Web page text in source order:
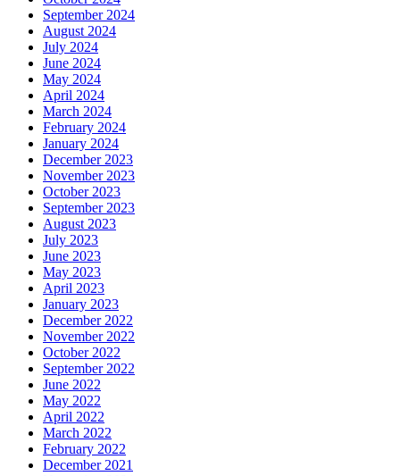
September 2024
August 2024
July 2024
June 2024
May 2024
April 2024
March 2024
February 2024
January 2024
December 2023
November 2023
October 2023
September 2023
August 2023
July 2023
June 2023
May 2023
April 2023
January 2023
December 2022
November 2022
October 2022
September 2022
June 2022
May 2022
April 2022
March 2022
February 2022
December 2021